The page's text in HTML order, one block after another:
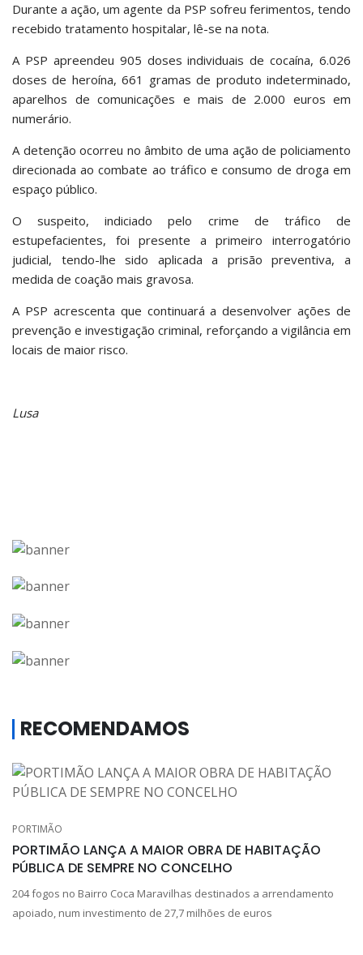
Durante a ação, um agente da PSP sofreu ferimentos, tendo
recebido tratamento hospitalar, lê-se na nota.
A PSP apreendeu 905 doses individuais de cocaína, 6.026
doses de heroína, 661 gramas de produto indeterminado,
aparelhos de comunicações e mais de 2.000 euros em
numerário.
A detenção ocorreu no âmbito de uma ação de policiamento
direcionada ao combate ao tráfico e consumo de droga em
espaço público.
O suspeito, indiciado pelo crime de tráfico de
estupefacientes, foi presente a primeiro interrogatório
judicial, tendo-lhe sido aplicada a prisão preventiva, a
medida de coação mais gravosa.
A PSP acrescenta que continuará a desenvolver ações de
prevenção e investigação criminal, reforçando a vigilância em
locais de maior risco.
Lusa
RECOMENDAMOS
PORTIMÃO
PORTIMÃO LANÇA A MAIOR OBRA DE HABITAÇÃO
PÚBLICA DE SEMPRE NO CONCELHO
204 fogos no Bairro Coca Maravilhas destinados a arrendamento
apoiado, num investimento de 27,7 milhões de euros